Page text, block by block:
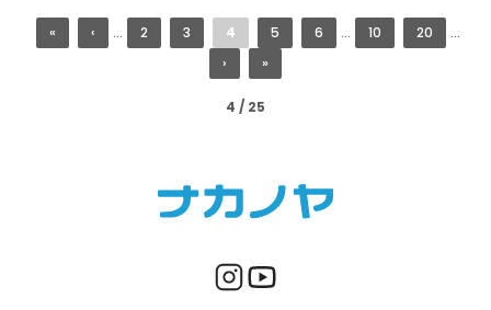
4 / 25
« ‹ ... 2 3 4 5 6 ... 10 20
...
›
»